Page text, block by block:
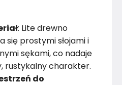
: Lite drewno
się prostymi słojami i
sękami, co nadaje
rustykalny charakter.
do